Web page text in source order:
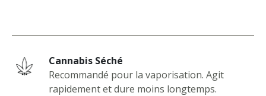
Cannabis Séché
Recommandé pour la vaporisation. Agit
rapidement et dure moins longtemps.